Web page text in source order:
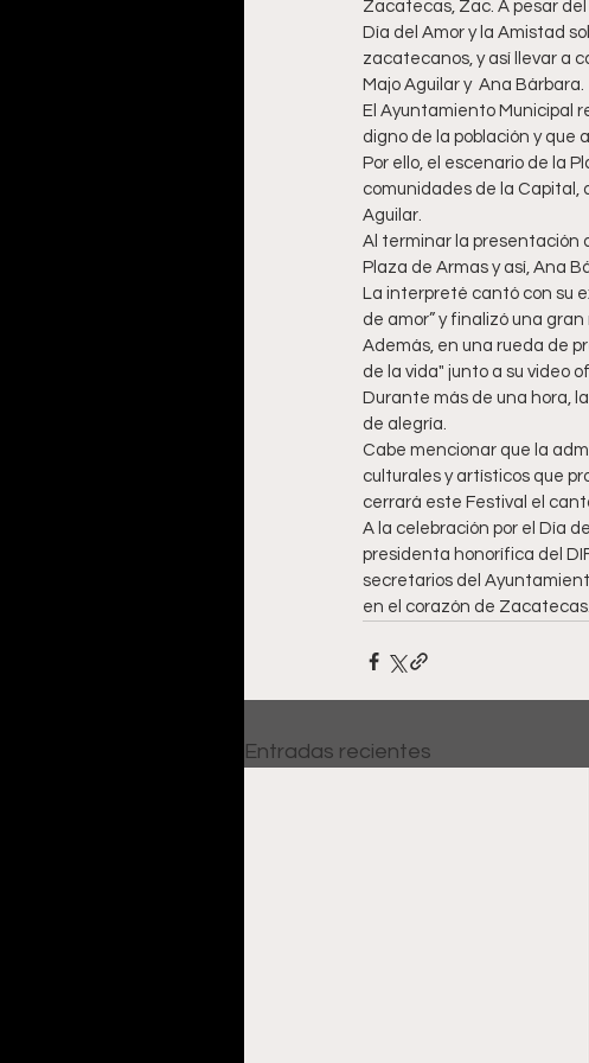
Zacatecas, Zac. A pesar
Día del Amor y la Amistad
zacatecanos, y así llevar a
Majo Aguilar y  Ana Bárbara.
El Ayuntamiento Municipal
digno de la población y que
Por ello, el escenario de la
comunidades de la Capital,
Aguilar.
Al terminar la presentación
Plaza de Armas y así, Ana
La interpreté cantó con su
de amor” y finalizó una
Además, en una rueda de
de la vida" junto a su video
Durante más de una hora,
de alegría.
Cabe mencionar que la
culturales y artísticos que
cerrará este Festival el
A la celebración por el Día
presidenta honorífica del
secretarios del
en el corazón de Zacatecas.
Entradas recientes